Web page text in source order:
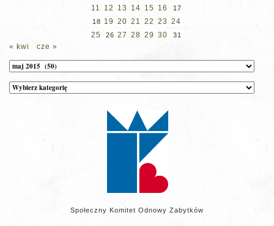
11 12 13 14 15 16
17
18 19 20 21 22 23 24
25
26 27 28 29 30 31
« kwi cze »
Archiwum
Kategorie
wpisów
Społeczny Komitet Odnowy Zabytków